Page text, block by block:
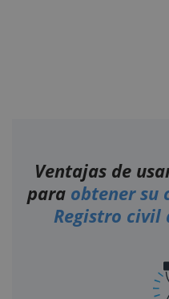
Ventajas de
para obtener su
Registro civil